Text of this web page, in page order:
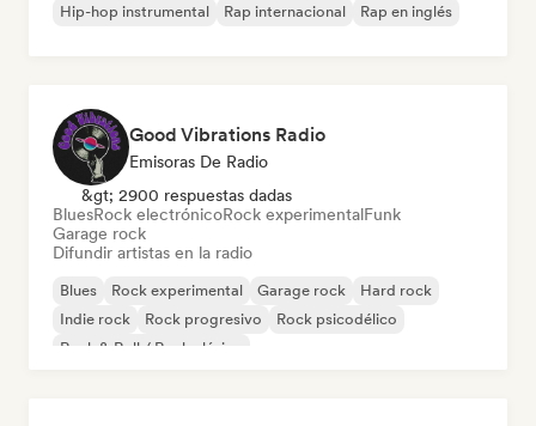
Hip-hop instrumental
Rap internacional Rap en inglés
Good Vibrations Radio
Emisoras De Radio
&gt; 2900 respuestas dadas
BluesRock electrónicoRock experimentalFunk
Garage rock
Difundir artistas en la radio
Blues Rock experimental Garage rock
Hard rock
Indie rock
Rock progresivo
Rock psicodélico
Rock & Roll / Rock clásico